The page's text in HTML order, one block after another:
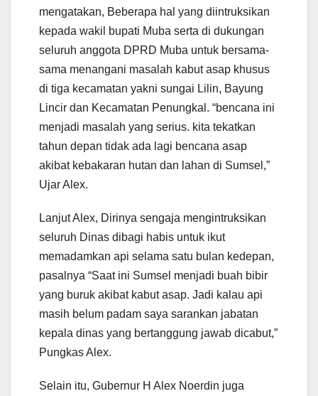
mengatakan, Beberapa hal yang diintruksikan
kepada wakil bupati Muba serta di dukungan
seluruh anggota DPRD Muba untuk bersama-
sama menangani masalah kabut asap khusus
di tiga kecamatan yakni sungai Lilin, Bayung
Lincir dan Kecamatan Penungkal. “bencana ini
menjadi masalah yang serius. kita tekatkan
tahun depan tidak ada lagi bencana asap
akibat kebakaran hutan dan lahan di Sumsel,”
Ujar Alex.
Lanjut Alex, Dirinya sengaja mengintruksikan
seluruh Dinas dibagi habis untuk ikut
memadamkan api selama satu bulan kedepan,
pasalnya “Saat ini Sumsel menjadi buah bibir
yang buruk akibat kabut asap. Jadi kalau api
masih belum padam saya sarankan jabatan
kepala dinas yang bertanggung jawab dicabut,”
Pungkas Alex.
Selain itu, Gubernur H Alex Noerdin juga